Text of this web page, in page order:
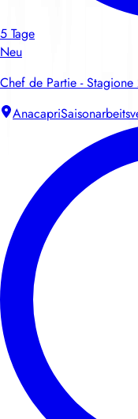
5 Tage
Neu
Chef de Partie -
Anacapri